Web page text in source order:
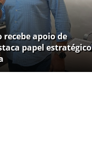
recebe apoio de
papel estratégico